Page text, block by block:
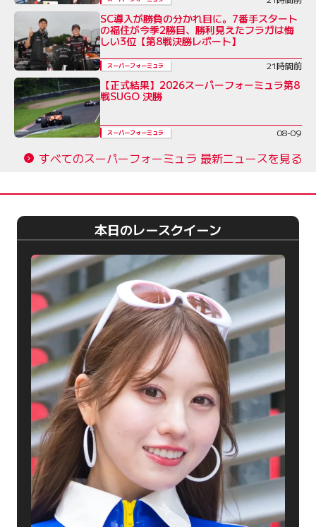
SC導入が勝負の分かれ目に。7番手スタート
の福住が今季2勝目、勝利見えたフラガは悔
しい3位【第8戦決勝レポート】
スーパーフォーミュラ 21時間前
【正式結果】2026スーパーフォーミュラ第8
戦SUGO 決勝
スーパーフォーミュラ 08-09
すべてのスーパーフォーミュラ 最新ニュースを見る
本日のレースクイーン